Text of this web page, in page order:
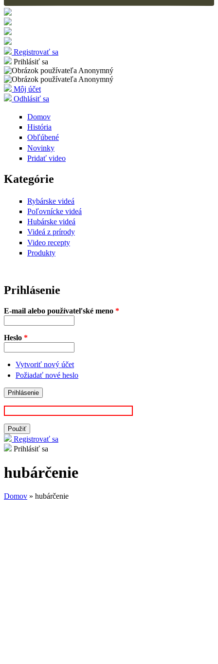
Registrovať sa
Prihlásiť sa
Môj účet
Odhlásiť sa
Domov
História
Obľúbené
Novinky
Pridať video
Kategórie
Rybárske videá
Poľovnícke videá
Hubárske videá
Videá z prírody
Video recepty
Produkty
Prihlásenie
E-mail alebo používateľské meno *
Heslo *
Vytvoriť nový účet
Požiadať nové heslo
Registrovať sa
Prihlásiť sa
hubárčenie
Domov » hubárčenie